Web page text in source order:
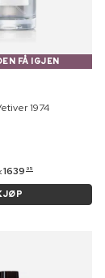
FÅ IGJEN
1974
1639 95